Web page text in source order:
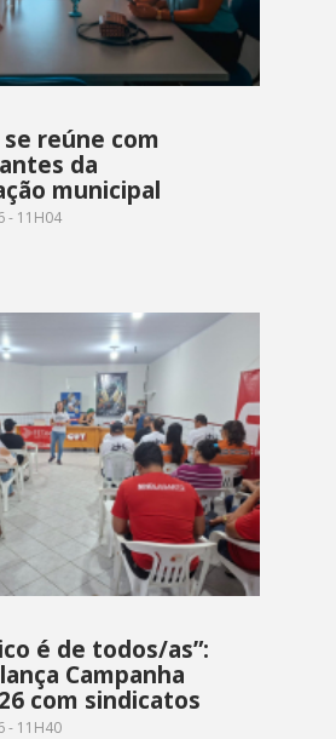
reúne com
da
municipal
- 11H04
é de todos/as”:
Campanha
com sindicatos
- 11H40